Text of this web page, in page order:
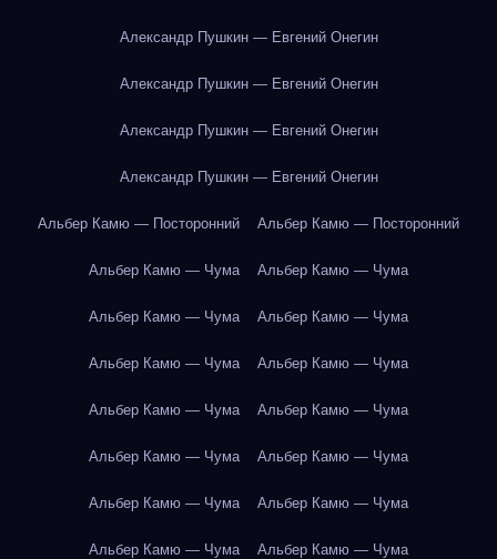
Александр Пушкин — Евгений Онегин
Александр Пушкин — Евгений Онегин
Александр Пушкин — Евгений Онегин
Александр Пушкин — Евгений Онегин
Альбер Камю — Посторонний Альбер Камю — Посторонний
Альбер Камю — Чума Альбер Камю — Чума
Альбер Камю — Чума Альбер Камю — Чума
Альбер Камю — Чума Альбер Камю — Чума
Альбер Камю — Чума Альбер Камю — Чума
Альбер Камю — Чума Альбер Камю — Чума
Альбер Камю — Чума Альбер Камю — Чума
Альбер Камю — Чума Альбер Камю — Чума